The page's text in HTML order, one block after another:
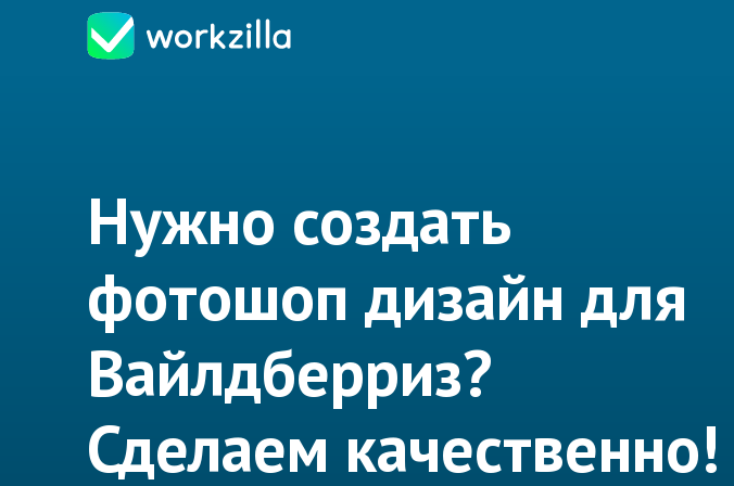
Нужно создать
фотошоп дизайн для
Вайлдберриз?
Сделаем качественно!